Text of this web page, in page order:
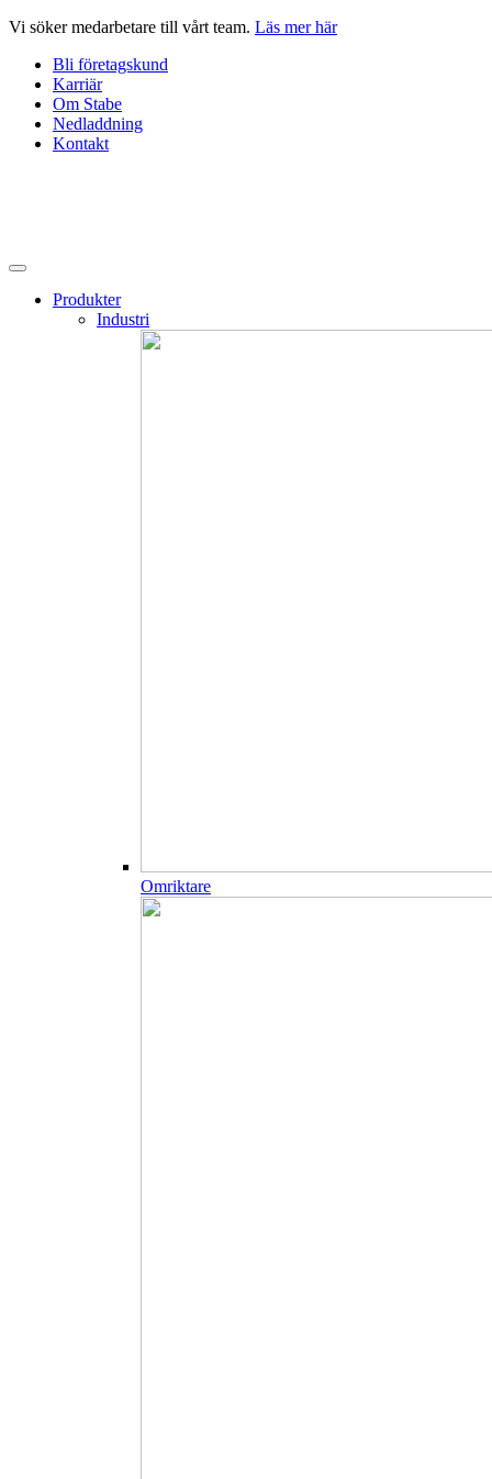
Hoppa
innehåll
Vi söker medarbetare till vårt team. Läs mer här
Bli företagskund
Karriär
Om Stabe
Nedladdning
Kontakt
Produkter
Industri
Omriktare